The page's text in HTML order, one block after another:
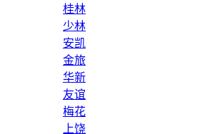
桂林
少林
安凯
金旅
华新
友谊
梅花
上饶